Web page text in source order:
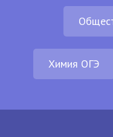
Химия ОГЭ